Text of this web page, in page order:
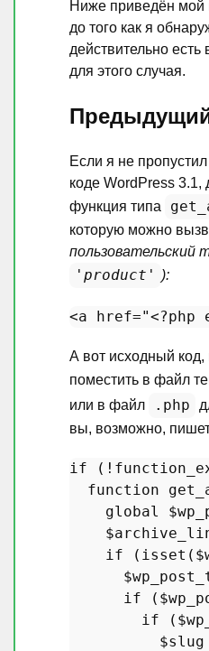
Ниже приведён мой
до того как я
действительно
для этого случая.
Если я не
коде WordPress
функция типа
которую можно
пользовательский
'product' ):
<a href=
А вот исходный
поместить в файл
или в файл .php
вы, возможно,
if (!
function
global
if ( isset (
if (
if (
$slug